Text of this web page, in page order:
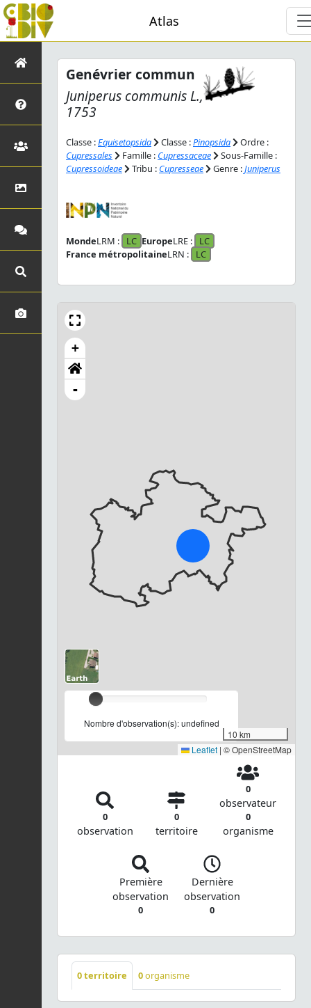
Atlas
Genévrier commun
Juniperus communisL.,
1753
Classe :Equisetopsida Classe :Pinopsida
Ordre :
Cupressales
Famille : Cupressaceae
Sous-Famille :
Cupressoideae
Tribu : Cupresseae Genre :Juniperus
MondeLRM : LC EuropeLRE :
LC
France métropolitaineLRN : LC
Chargement...
+
-
Nombre d'observation(s): undefined
10 km
Leaflet | © OpenStreetMap
0
observation
0
territoire
0
observateur
0
organisme
Première
observation
0
Dernière
observation
0
0territoire 0organisme